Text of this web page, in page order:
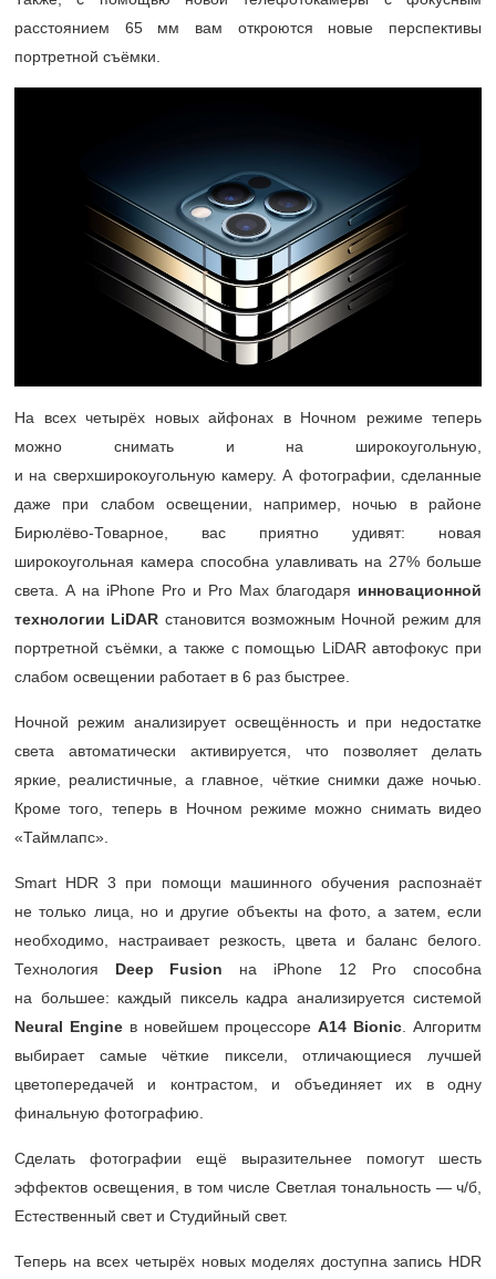
расстоянием 65 мм вам откроются новые перспективы
портретной съёмки.
На всех четырёх новых айфонах в Ночном режиме теперь
можно снимать и на широкоугольную,
и на сверхширокоугольную камеру. А фотографии, сделанные
даже при слабом освещении, например, ночью в районе
Бирюлёво-Товарное, вас приятно удивят: новая
широкоугольная камера способна улавливать на 27% больше
света. А на iPhone Pro и Pro Max благодаря инновационной
технологии LiDAR становится возможным Ночной режим для
портретной съёмки, а также с помощью LiDAR автофокус при
слабом освещении работает в 6 раз быстрее.
Ночной режим анализирует освещённость и при недостатке
света автоматически активируется, что позволяет делать
яркие, реалистичные, а главное, чёткие снимки даже ночью.
Кроме того, теперь в Ночном режиме можно снимать видео
«Таймлапс».
Smart HDR 3 при помощи машинного обучения распознаёт
не только лица, но и другие объекты на фото, а затем, если
необходимо, настраивает резкость, цвета и баланс белого.
Технология Deep Fusion на iPhone 12 Pro способна
на большее: каждый пиксель кадра анализируется системой
Neural Engine в новейшем процессореA14 Bionic . Алгоритм
выбирает самые чёткие пиксели, отличающиеся лучшей
цветопередачей и контрастом, и объединяет их в одну
финальную фотографию.
Сделать фотографии ещё выразительнее помогут шесть
эффектов освещения, в том числе Светлая тональность — ч/ б,
Естественный свет и Студийный свет.
Теперь на всех четырёх новых моделях доступна запись HDR